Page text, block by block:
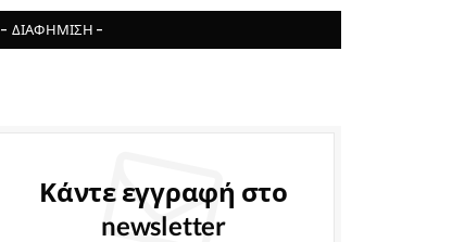
- ΔΙΑΦΉΜΙΣΗ -
Κάντε εγγραφή στο
newsletter